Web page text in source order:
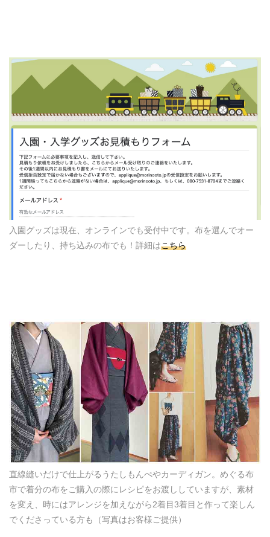
入園グッズは現在、オンラインでも受付中です。布を選んでオー
ダーしたり、持ち込みの布でも！詳細はこちら
直線縫いだけで仕上がるうたしもんぺやカーディガン。めぐる布
市で着分の布をご購入の際にレシピをお渡ししていますが、素材
を変え、時にはアレンジを加えながら2着目3着目と作って楽しん
でくださっている方も（写真はお客様ご提供）